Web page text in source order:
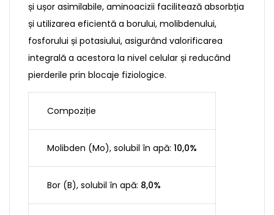
și ușor asimilabile, aminoacizii facilitează absorbția
și utilizarea eficientă a borului, molibdenului,
fosforului și potasiului, asigurând valorificarea
integrală a acestora la nivel celular și reducând
pierderile prin blocaje fiziologice.
Compoziție
Molibden (Mo), solubil în apă: 10,0%
Bor (B), solubil în apă: 8,0%